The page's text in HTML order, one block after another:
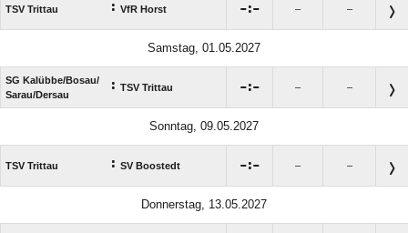
TSV Trittau : VfR Horst : – –
Samstag, 01.05.2027
SG Kalübbe/​Bosau/​
Sarau/​Dersau
: TSV Trittau : – –
Sonntag, 09.05.2027
TSV Trittau : SV Boostedt : – –
Donnerstag, 13.05.2027